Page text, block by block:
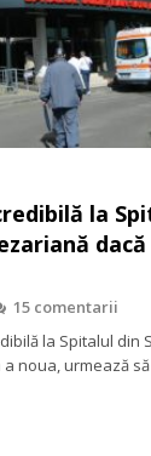
la
15 comentarii
la Spitalul din
noua, urmează